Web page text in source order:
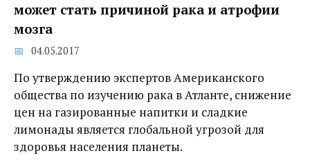
может стать причиной рака и атрофии
мозга
04.05.2017
По утверждению экспертов Американского
общества по изучению рака в Атланте, снижение
цен на газированные напитки и сладкие
лимонады является глобальной угрозой для
здоровья населения планеты.